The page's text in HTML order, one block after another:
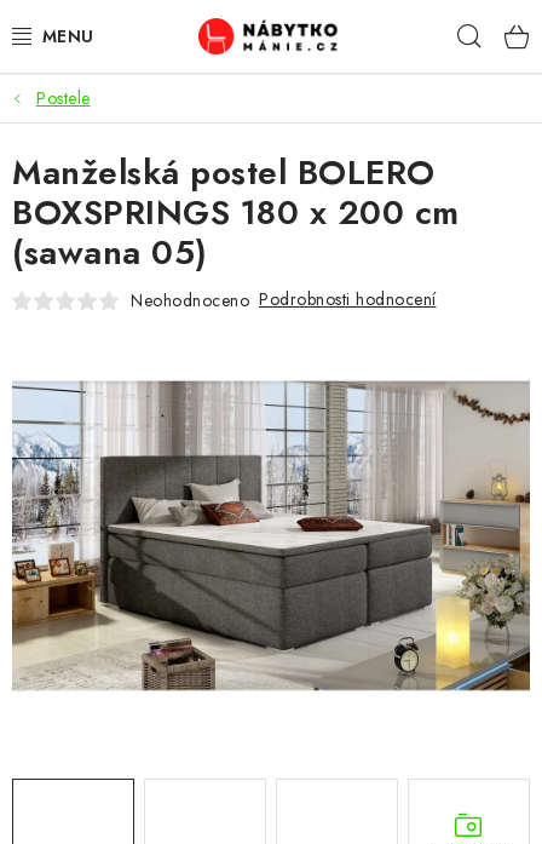
na
OBÝVACÍ POKOJ
KUCHYŇ A JÍDELNA
LOŽNICE
DĚTSKÝ POKOJ
KOUPELNA A WC
PŘEDSÍŇ
CHOVATELSKÉ POTŘEBY
DOPLŇKY A DEKORACE
ZAHRADA
Postele
Manželská postel BOLERO
BOXSPRINGS 180 x 200 cm
(sawana 05)
Neohodnoceno Podrobnosti hodnocení